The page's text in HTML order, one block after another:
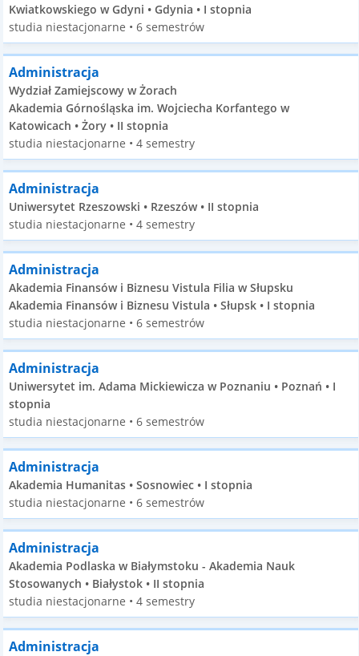
Kwiatkowskiego w Gdyni • Gdynia • I stopnia
studia niestacjonarne • 6 semestrów
Administracja
Wydział Zamiejscowy w Żorach
Akademia Górnośląska im. Wojciecha Korfantego w
Katowicach • Żory • II stopnia
studia niestacjonarne • 4 semestry
Administracja
Uniwersytet Rzeszowski • Rzeszów • II stopnia
studia niestacjonarne • 4 semestry
Administracja
Akademia Finansów i Biznesu Vistula Filia w Słupsku
Akademia Finansów i Biznesu Vistula • Słupsk • I stopnia
studia niestacjonarne • 6 semestrów
Administracja
Uniwersytet im. Adama Mickiewicza w Poznaniu • Poznań • I
stopnia
studia niestacjonarne • 6 semestrów
Administracja
Akademia Humanitas • Sosnowiec • I stopnia
studia niestacjonarne • 6 semestrów
Administracja
Akademia Podlaska w Białymstoku - Akademia Nauk
Stosowanych • Białystok • II stopnia
studia niestacjonarne • 4 semestry
Administracja